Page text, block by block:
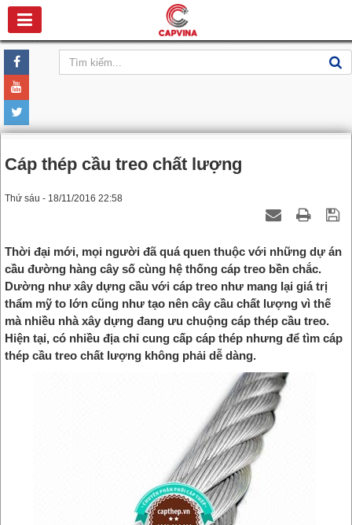
Cáp thép cầu treo chất lượng
Thứ sáu - 18/11/2016 22:58
Thời đại mới, mọi người đã quá quen thuộc với những dự án
cầu đường hàng cây số cùng hệ thống cáp treo bền chắc.
Dường như xây dựng cầu với cáp treo như mang lại giá trị
thẩm mỹ to lớn cũng như tạo nên cây cầu chất lượng vì thế
mà nhiều nhà xây dựng đang ưu chuộng cáp thép cầu treo.
Hiện tại, có nhiều địa chỉ cung cấp cáp thép nhưng để tìm cáp
thép cầu treo chất lượng không phải dễ dàng.